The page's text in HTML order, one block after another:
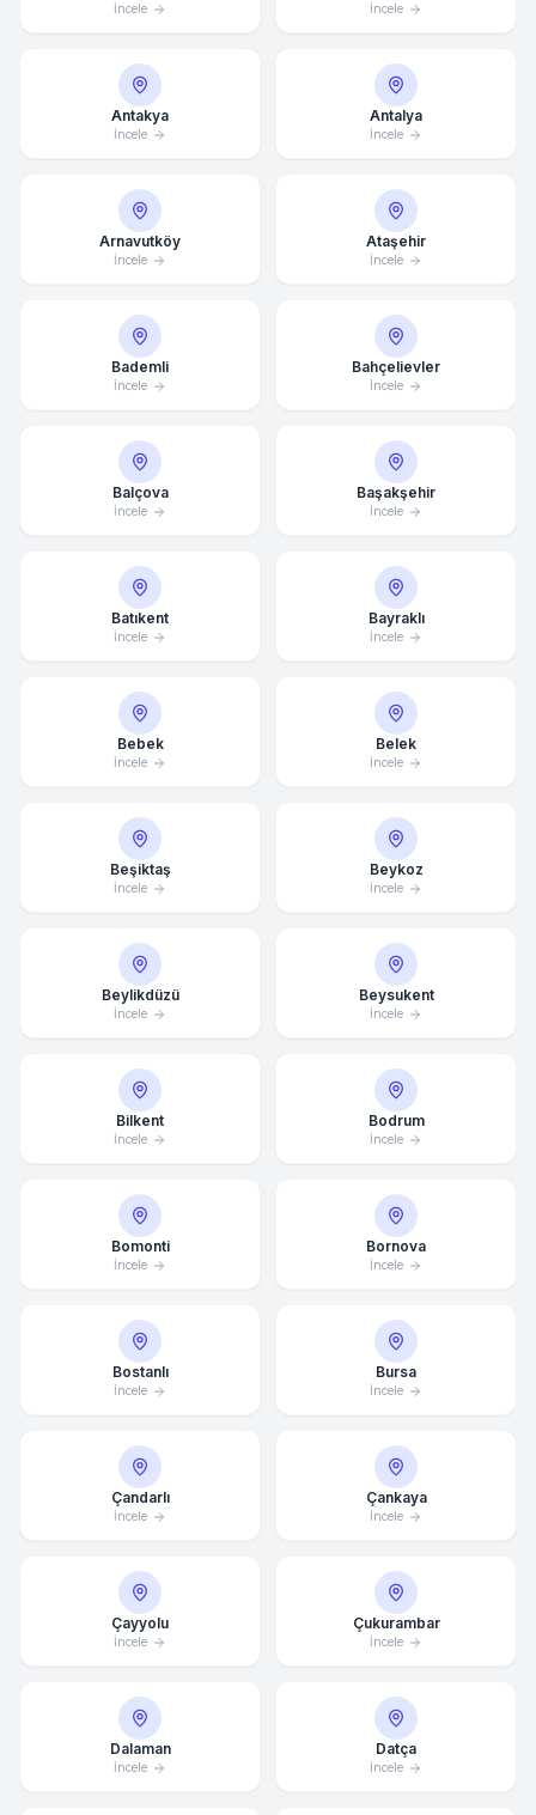
İncele İncele
Antakya
İncele
Antalya
İncele
Arnavutköy
İncele
Ataşehir
İncele
Bademli
İncele
Bahçelievler
İncele
Balçova
İncele
Başakşehir
İncele
Batıkent
İncele
Bayraklı
İncele
Bebek
İncele
Belek
İncele
Beşiktaş
İncele
Beykoz
İncele
Beylikdüzü
İncele
Beysukent
İncele
Bilkent
İncele
Bodrum
İncele
Bomonti
İncele
Bornova
İncele
Bostanlı
İncele
Bursa
İncele
Çandarlı
İncele
Çankaya
İncele
Çayyolu
İncele
Çukurambar
İncele
Dalaman
İncele
Datça
İncele